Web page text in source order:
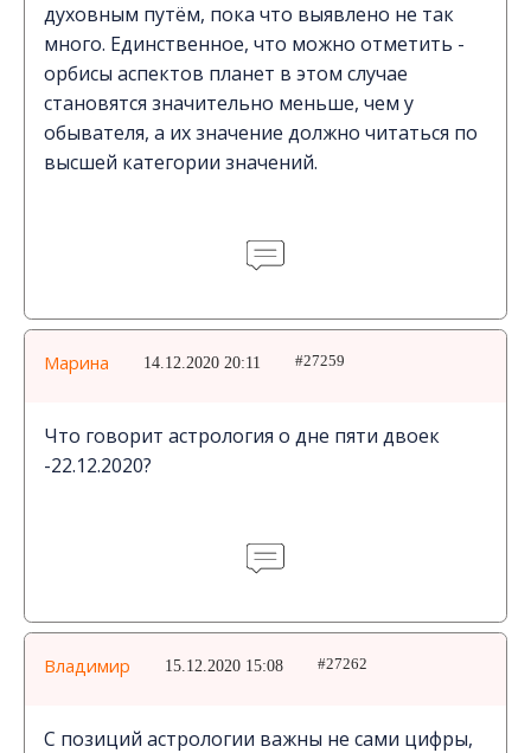
духовным путём, пока что выявлено не так
много. Единственное, что можно отметить -
орбисы аспектов планет в этом случае
становятся значительно меньше, чем у
обывателя, а их значение должно читаться по
высшей категории значений.
Марина 14.12.2020 20:11 #27259
Что говорит астрология о дне пяти двоек
-22.12.2020?
Владимир 15.12.2020 15:08 #27262
С позиций астрологии важны не сами цифры,